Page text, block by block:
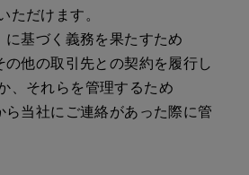
ただけます。
に基づく義務を果たすため
他の取引先との契約を履行し
、それらを管理するため
ら当社にご連絡があった際に管